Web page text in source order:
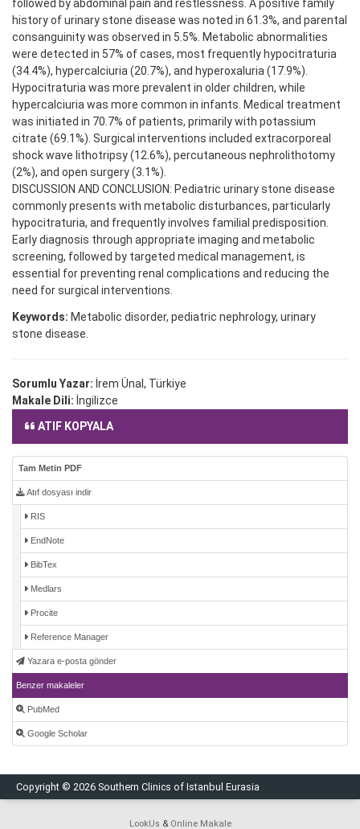
followed by abdominal pain and restlessness. A positive family
history of urinary stone disease was noted in 61.3%, and parental
consanguinity was observed in 5.5%. Metabolic abnormalities
were detected in 57% of cases, most frequently hypocitraturia
(34.4%), hypercalciuria (20.7%), and hyperoxaluria (17.9%).
Hypocitraturia was more prevalent in older children, while
hypercalciuria was more common in infants. Medical treatment
was initiated in 70.7% of patients, primarily with potassium
citrate (69.1%). Surgical interventions included extracorporeal
shock wave lithotripsy (12.6%), percutaneous nephrolithotomy
(2%), and open surgery (3.1%).
DISCUSSION AND CONCLUSION: Pediatric urinary stone disease
commonly presents with metabolic disturbances, particularly
hypocitraturia, and frequently involves familial predisposition.
Early diagnosis through appropriate imaging and metabolic
screening, followed by targeted medical management, is
essential for preventing renal complications and reducing the
need for surgical interventions.
Keywords: Metabolic disorder, pediatric nephrology, urinary
stone disease.
Sorumlu Yazar: İrem Ünal, Türkiye
Makale Dili: İngilizce
ATIF KOPYALA
Tam Metin PDF
Atıf dosyası indir
RIS
EndNote
BibTex
Medlars
Procite
Reference Manager
Yazara e-posta gönder
Benzer makaleler
PubMed
Google Scholar
Copyright © 2026 Southern Clinics of Istanbul Eurasia
LookUs & Online Makale